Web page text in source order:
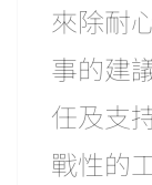
來除耐
事的建
任及支
戰性的